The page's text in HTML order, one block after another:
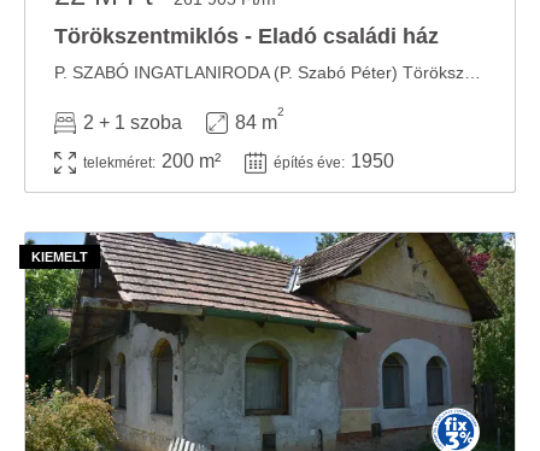
Törökszentmiklós - Eladó családi ház
2 + 1 szoba 84 m
2
telekméret: 200 m² építés éve: 1950